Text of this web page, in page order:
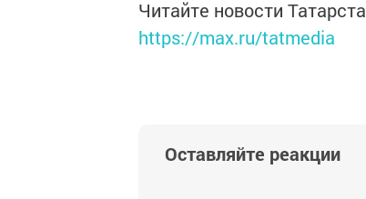
Читайте новости
https://max.ru/tatmedia
Оставляйте реакции